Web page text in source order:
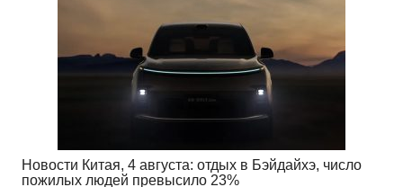
Новости Китая, 4 августа: отдых в Бэйдайхэ, число
пожилых людей превысило 23%